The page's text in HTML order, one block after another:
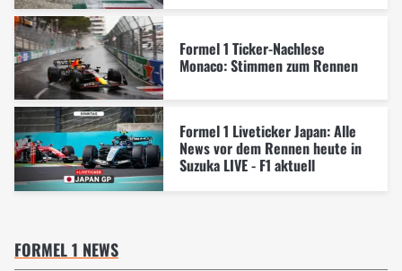
Formel 1 Ticker-Nachlese
Monaco: Stimmen zum Rennen
Formel 1 Liveticker Japan: Alle
News vor dem Rennen heute in
Suzuka LIVE - F1 aktuell
FORMEL 1 NEWS